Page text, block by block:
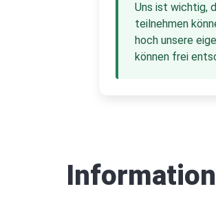
Uns ist wichtig,
teilnehmen
hoch unsere
können frei